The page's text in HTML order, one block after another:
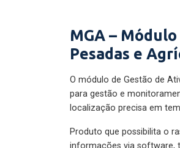
MGA –
Pesadas e
O módulo de Gestão de
para gestão e
localização precisa em
Produto que possibilita o
informações via software,